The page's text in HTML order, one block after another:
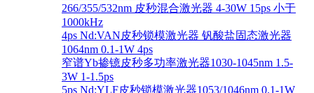
266/355/532nm 皮秒混合激光器 4-30W 15ps 小于
1000kHz
4ps Nd:VAN皮秒锁模激光器 钒酸盐固态激光器
1064nm 0.1-1W 4ps
窄谱Yb掺镱皮秒多功率激光器1030-1045nm 1.5-
3W 1-1.5ps
5ps Nd:YLF皮秒锁模激光器1053/1046nm 0.1-1W